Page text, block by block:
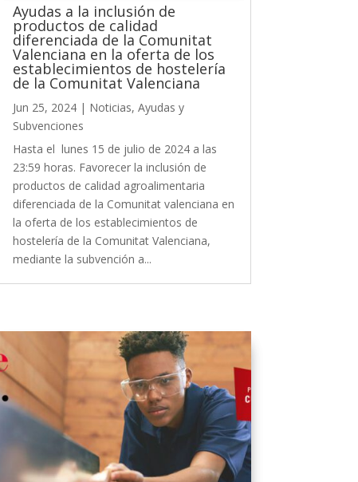
Ayudas a la inclusión de
productos de calidad
diferenciada de la Comunitat
Valenciana en la oferta de los
establecimientos de hostelería
de la Comunitat Valenciana
Jun 25, 2024| Noticias, Ayudas y
Subvenciones
Hasta el lunes 15 de julio de 2024 a las
23:59 horas. Favorecer la inclusión de
productos de calidad agroalimentaria
diferenciada de la Comunitat valenciana en
la oferta de los establecimientos de
hostelería de la Comunitat Valenciana,
mediante la subvención a...